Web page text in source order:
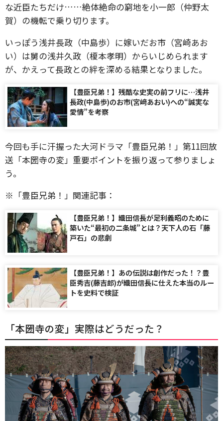
な近臣たちだけ……絶体絶命の窮地を小一郎（仲野太
賀）の機転で乗り切ります。
いっぽう浅井長政（中島歩）に嫁いだお市（宮崎あお
い）は舅の浅井久政（榎本孝明）からいじめられます
が、かえって長政との絆を深める結果となりました。
【豊臣兄弟！】残酷な史実の前フリに…浅井
長政(中島歩)のお市(宮﨑あおい)への“誠実な
愛情”を考察
今回も手に汗握った大河ドラマ「豊臣兄弟！」第11回放
送「本圀寺の変」重要ポイントを振り返って参りましょ
う。
※「豊臣兄弟！」関連記事：
【豊臣兄弟！】織田信長が足利義昭のために
築いた“最初の二条城”とは？天下人の石「藤
戸石」の悲劇
【豊臣兄弟！】あの伝説は創作だった！？豊
臣秀吉(藤吉郎)が織田信長に仕えた本当のルー
トを史料で検証
「本圀寺の変」実際はどうだった？